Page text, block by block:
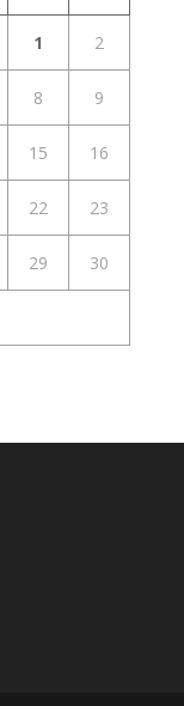
1 2
8 9
15 16
22 23
29 30